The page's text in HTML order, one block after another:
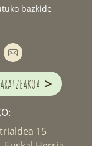
bazkide
>
15